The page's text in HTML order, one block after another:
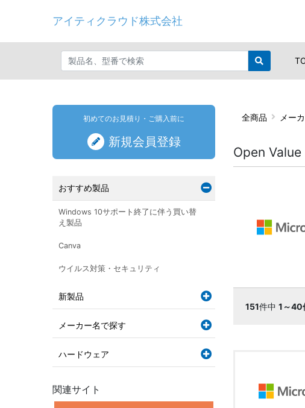
アイティクラウド株式会社
全商品 メー
Open
151件中 1～40
初めてのお見積り・ご購入前に
新規会員登録
おすすめ製品
Windows 10サポート終了に伴う買い替
え製品
Canva
ウイルス対策・セキュリティ
新製品
メーカー名で探す
ハードウェア
関連サイト